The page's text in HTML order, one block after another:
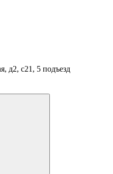
д2, с21, 5 подъезд